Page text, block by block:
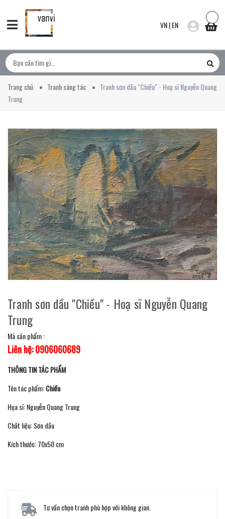
VN|EN
Trang chủ Tranh sáng tác
Tranh sơn dầu "Chiều" - Hoạ sĩ Nguyễn Quang
Trung
Tranh sơn dầu "Chiều" - Hoạ sĩ Nguyễn Quang
Trung
Mã sản phẩm :
Liên hệ: 0906060689
THÔNG TIN TÁC PHẨM
Tên tác phẩm:Chiều
Họa sĩ: Nguyễn Quang Trung
Chất liệu: Sơn dầu
Kích thước: 70x50 cm
Tư vấn chọn tranh phù hợp với không gian.